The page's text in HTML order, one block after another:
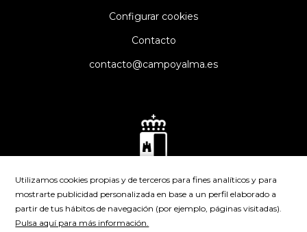
Configurar cookies
Contacto
contacto@campoyalma.es
Utilizamos cookies propias y de terceros para fines analíticos y para
mostrarte publicidad personalizada en base a un perfil elaborado a
partir de tus hábitos de navegación (por ejemplo, páginas visitadas).
Pulsa aquí para más información.